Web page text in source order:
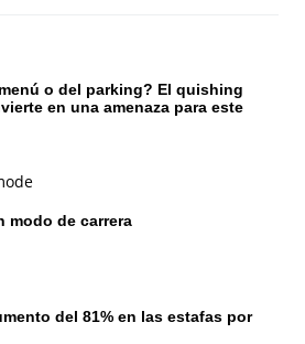
o del parking? El quishing
en una amenaza para este
modo de carrera
del 81% en las estafas por